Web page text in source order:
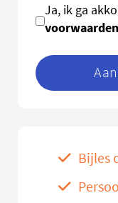
Ja, ik ga
voorwaarden
Bijles